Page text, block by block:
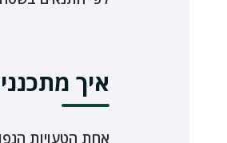
איך
אחת הטעויות